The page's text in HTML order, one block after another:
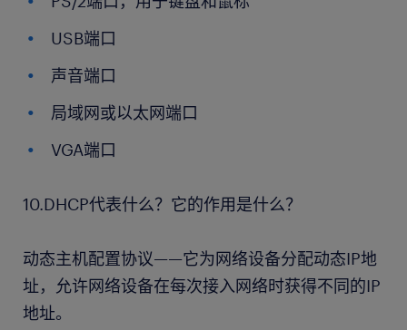
USB端口
声音端口
局域网或以太网端口
VGA端口
10.DHCP代表什么？它的作用是什么？
动态主机配置协议——它为网络设备分配动态IP地
址，允许网络设备在每次接入网络时获得不同的IP
地址。